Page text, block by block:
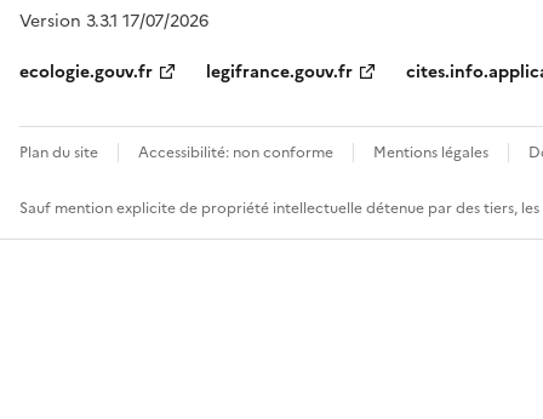
Version 3.3.1 17/07/2026
ecologie.gouv.fr
legifrance.gouv.fr
Plan du site Accessibilité: non conforme Mentions légales
Sauf mention explicite de propriété intellectuelle détenue par des tiers,